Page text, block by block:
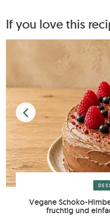
If you love this
Vegane Schoko-
fruchtig und